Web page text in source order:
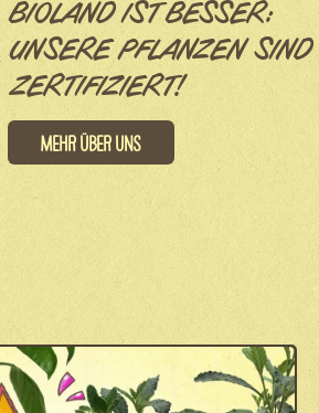
BIOLAND IST BESSER:
UNSERE PFLANZEN SIND
ZERTIFIZIERT!
Mehr über uns